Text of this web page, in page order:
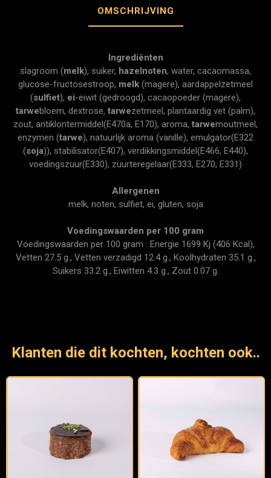
OMSCHRIJVING
Ingrediënten
slagroom (melk), suiker, hazelnoten, water, cacaomassa,
glucose-fructosestroop, melk (magere), aardappelzetmeel
(sulfiet), ei-eiwit (gedroogd), cacaopoeder (magere),
tarwebloem, dextrose, tarwezetmeel, plantaardig vet (palm),
zout, antiklontermiddel(E470a, E170), aroma, tarwemoutmeel,
enzymen (tarwe), natuurlijk aroma (vanille), emulgator(E322
(soja)), stabilisator(E407), verdikkingsmiddel(E466, E440),
voedingszuur(E330), zuurteregelaar(E333, E270, E331)
Allergenen
melk, noten, sulfiet, ei, gluten, soja
Voedingswaarden per 100 gram
Voedingswaarden per 100 gram : Energie 1699 Kj (406 Kcal),
Vetten 27.5 g., Vetten verzadigd 12.4 g., Koolhydraten 35.1 g.,
Suikers 33.2 g., Eiwitten 4.3 g., Zout 0.07 g.
Klanten die dit kochten, kochten ook..